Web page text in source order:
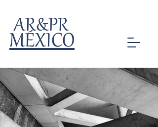
MÉXICO
AR&PR